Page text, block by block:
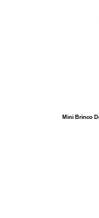
Mini Brinco